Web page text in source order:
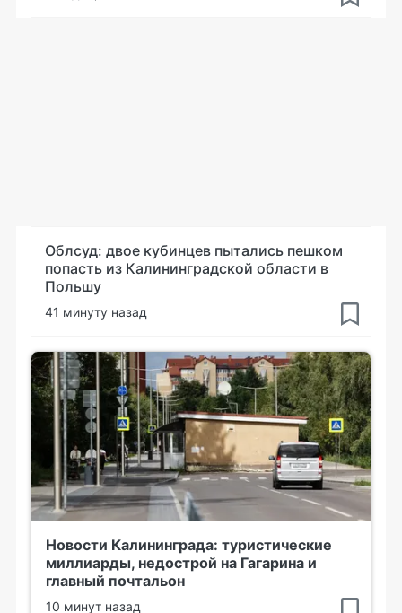
Облсуд: двое кубинцев пытались пешком
попасть из Калининградской области в
Польшу
41 минуту назад
Новости Калининграда: туристические
миллиарды, недострой на Гагарина и
главный почтальон
10 минут назад